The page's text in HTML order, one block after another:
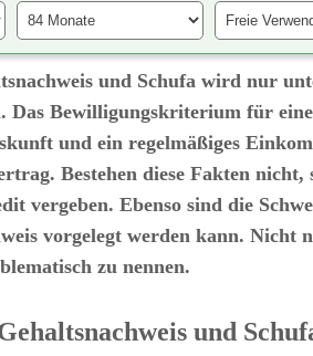
und Schufa wird nur
Das Bewilligungskriterium für
und ein regelmäßiges
Bestehen diese Fakten
vergeben. Ebenso sind die
vorgelegt werden kann. Nicht
zu nennen.
und